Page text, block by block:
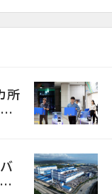
所